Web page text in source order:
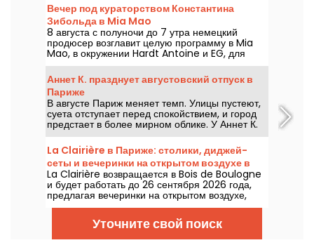
Вечер под кураторством Константина
Зибольда в Mia Mao
8 августа с полуночи до 7 утра немецкий
продюсер возглавит целую программу в Mia
Mao, в окружении Hardt Antoine и EG, для
вечеринки, которая пройдет через мелодичный
хаус, техно и их пограничные зоны.
Аннет К. празднует августовский отпуск в
Париже
В августе Париж меняет темп. Улицы пустеют,
суета отступает перед спокойствием, и город
предстает в более мирном облике. У Аннет К.
можно воспользоваться этой уникальной
паузой и продлить дух отпуска, ноги почти в
воде, перед возвращением к рабочим будням.
La Clairière в Париже: столики, диджей-
сеты и вечеринки на открытом воздухе в
Буа-де-Больнь
La Clairière возвращается в Bois de Boulogne
и будет работать до 26 сентября 2026 года,
предлагая вечеринки на открытом воздухе,
диджей-сеты в духе электро, фуд-траки, chill-
зону и столики под резерв. Расположенный на
территории Domaine de Longchamp, этот
парижский клуб под открытым небом
Уточните свой поиск